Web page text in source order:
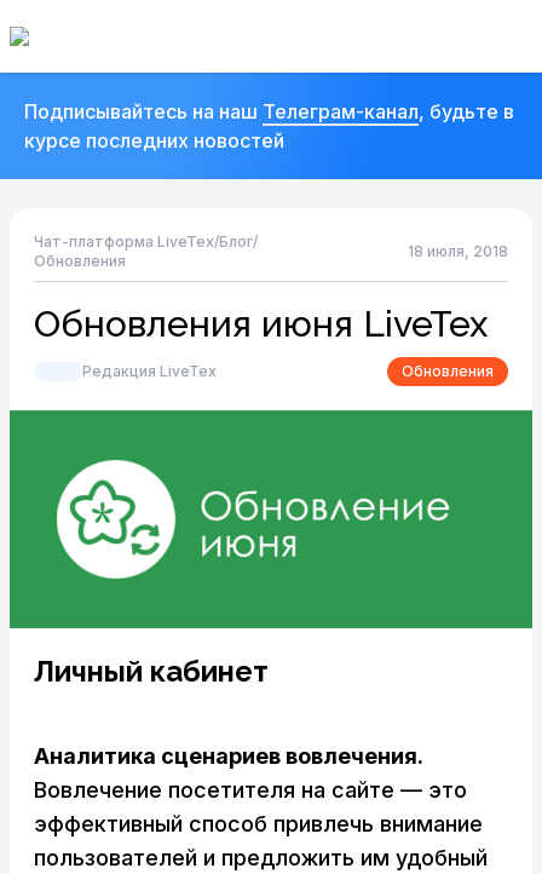
Подписывайтесь на наш Телеграм-канал, будьте в
курсе последних новостей
Чат-платформа LiveTex/Блог/
Обновления
18 июля, 2018
Обновления июня LiveTex
Редакция LiveTex Обновления
Личный кабинет
Аналитика сценариев вовлечения.
Вовлечение посетителя на сайте — это
эффективный способ привлечь внимание
пользователей и предложить им удобный